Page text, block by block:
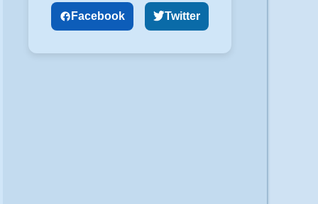
Facebook Twitter